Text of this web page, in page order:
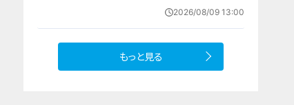
ー・出身中学・特徴は？高校野球
2026/08/09 13:00
もっと見る